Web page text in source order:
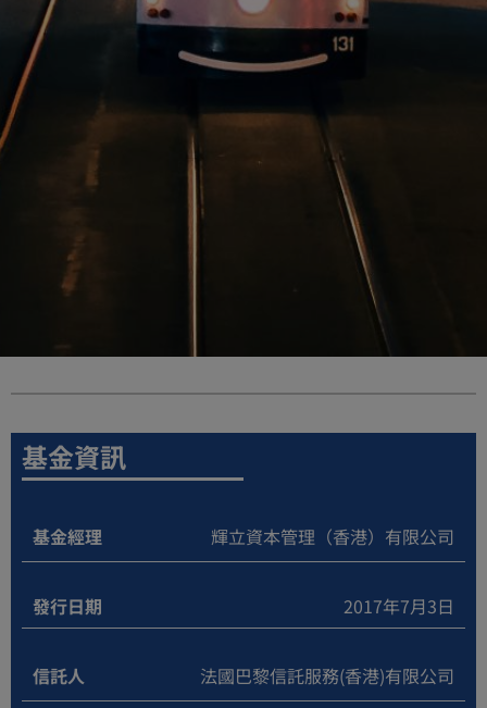
基金資訊
基金經理 輝立資本管理（香港）有限公司
發行日期 2017年7月3日
信託人 法國巴黎信託服務(香港)有限公司